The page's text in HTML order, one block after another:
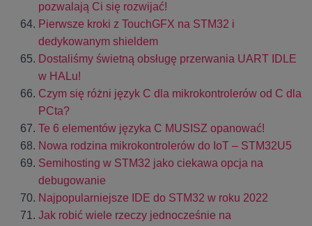
pozwalają Ci się rozwijać!
Pierwsze kroki z TouchGFX na STM32 i
dedykowanym shieldem
Dostaliśmy świetną obsługę przerwania UART IDLE
w HALu!
Czym się różni język C dla mikrokontrolerów od C dla
PCta?
Te 6 elementów języka C MUSISZ opanować!
Nowa rodzina mikrokontrolerów do IoT – STM32U5
Semihosting w STM32 jako ciekawa opcja na
debugowanie
Najpopularniejsze IDE do STM32 w roku 2022
Jak robić wiele rzeczy jednocześnie na